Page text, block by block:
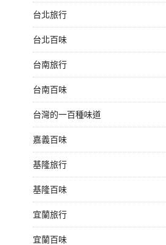
台北旅行
台北百味
台南旅行
台南百味
台灣的一百種味道
嘉義百味
基隆旅行
基隆百味
宜蘭旅行
宜蘭百味